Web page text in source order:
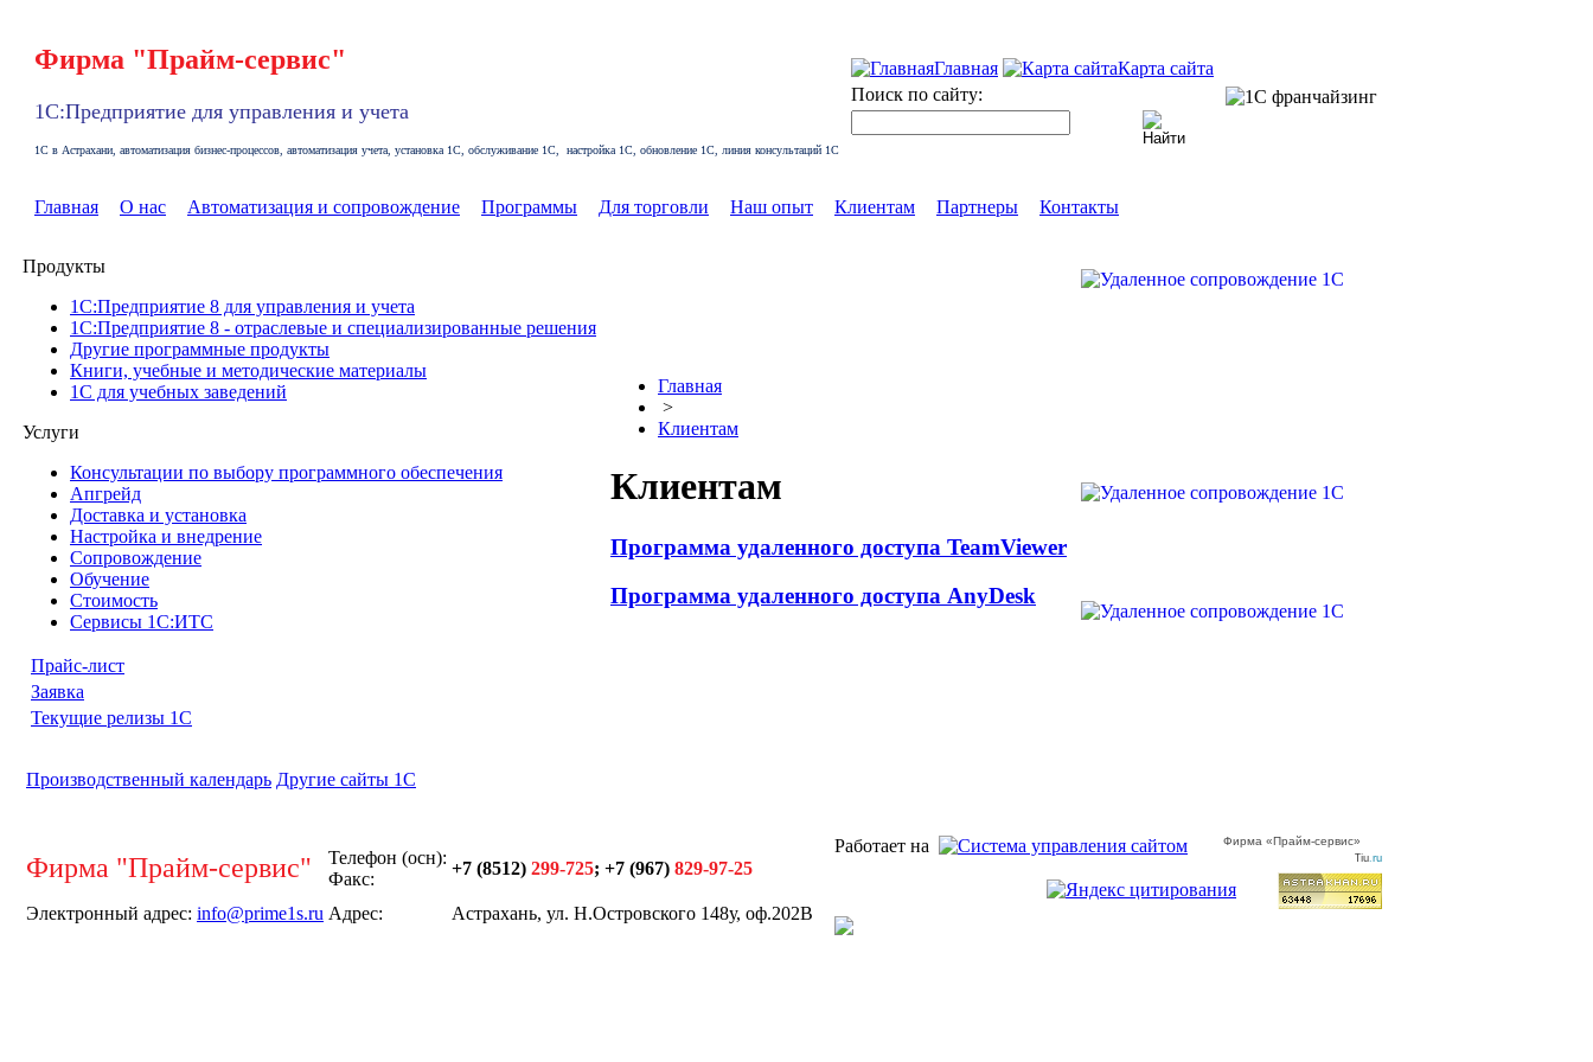
Фирма "Прайм-сервис"
1С:Предприятие для управления и учета
1С в Астрахани, автоматизация бизнес-процессов, автоматизация учета, установка 1С, обслуживание 1С, настройка 1С, обновление 1С, линия консультаций 1С
Главная
Карта сайта
Поиск по сайту:
Главная О нас Автоматизация и сопровождение Программы Для торговли Наш опыт Клиентам Партнеры Контакты
Продукты
1C:Предприятие 8 для управления и учета
1C:Предприятие 8 - отраслевые и специализированные решения
Другие программные продукты
Книги, учебные и методические материалы
1С для учебных заведений
Услуги
Консультации по выбору программного обеспечения
Апгрейд
Доставка и установка
Настройка и внедрение
Сопровождение
Обучение
Стоимость
Сервисы 1С:ИТС
Прайс-лист
Заявка
Текущие релизы 1С
Главная
>
Клиентам
Клиентам
Программа удаленного доступа TeamViewer
Программа удаленного доступа AnyDesk
Производственный календарь Другие сайты 1С
Фирма "Прайм-сервис"
Телефон (осн):
Факс:
+7 (8512) 299-725; +7 (967) 829-97-25
Электронный адрес: info@prime1s.ru Адрес: Астрахань, ул. Н.Островского 148у, оф.202В
Работает на
Фирма «Прайм-сервис»
Tiu.ru